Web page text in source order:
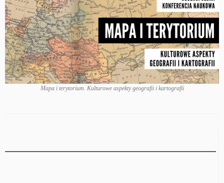
Mapa i terytorium. Kulturowe aspekty geografii i kartografii